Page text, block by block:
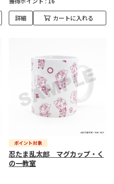
詳細 カートに入れる
忍たま乱太郎 マグカップ・く
の一教室